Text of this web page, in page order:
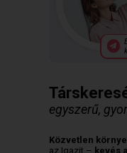
egyszerű,
Közvetlen
az Igazit – kevés